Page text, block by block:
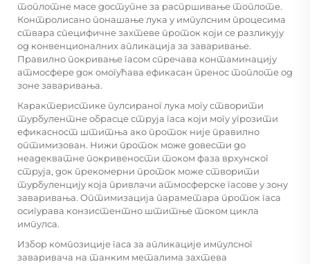
топлотне масе доступне за распршивање топлоте.
Контролисано понашање лука у импулсним процесима
ствара специфичне захтеве проток који се разликују
од конвенционалних апликација за заваривање.
Правилно покривање гасом спречава контаминацију
атмосфере док омогућава ефикасан пренос топлоте од
зоне заваривања.
Карактеристике пулсираног лука могу створити
турбулентне обрасце струја гаса који могу угрозити
ефикасност штитња ако проток није правилно
оптимизован. Нижи проток може довести до
неадекватне покривености током фаза врхунског
струја, док прекомерни проток може створити
турбуленцију која привлачи атмосферске гасове у зону
заваривања. Оптимизација параметара проток гаса
осигурава конзистентно штитње током цикла
импулса.
Избор композиције гаса за апликације импулсног
заваривача на танким металима захтева